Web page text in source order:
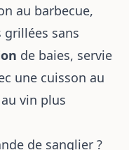
au barbecue,
grillées sans
de baies, servie
une cuisson au
vin plus
de sanglier ?